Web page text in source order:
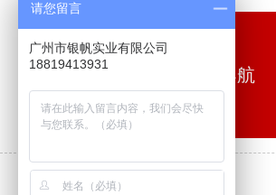
快速导航
请您留言
广州市银帆实业有限公司
18819413931